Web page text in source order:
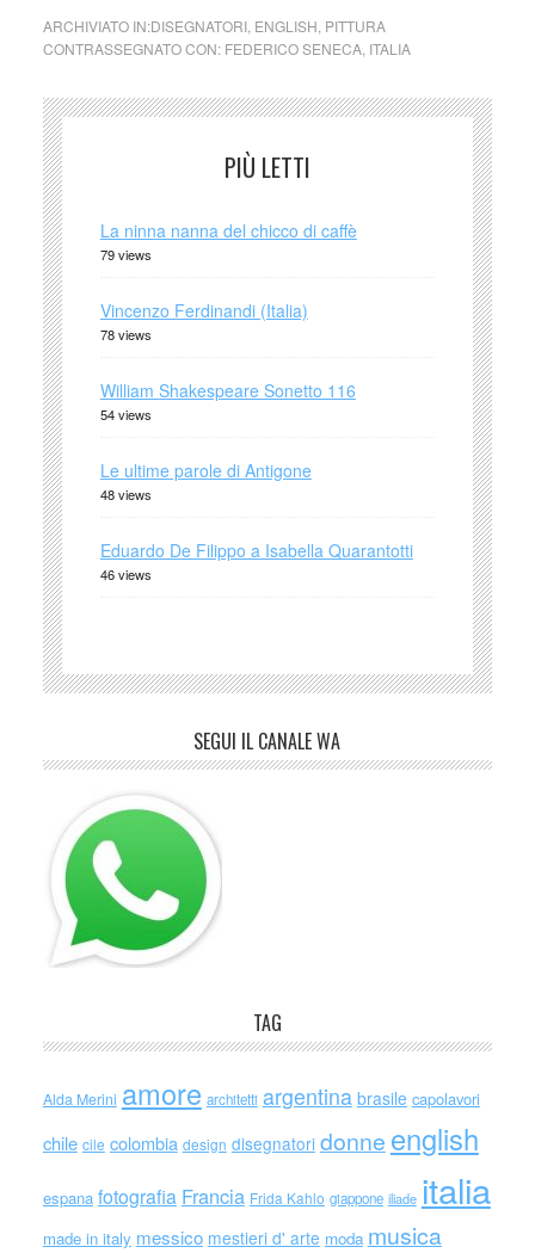
ARCHIVIATO IN:DISEGNATORI, ENGLISH PITTURA
CONTRASSEGNATO CON: FEDERICO SENECA, ITALIA
PIÙ LETTI
La ninna nanna del chicco di caffè
79 views
Vincenzo Ferdinandi (Italia)
78 views
William Shakespeare Sonetto 116
54 views
Le ultime parole di Antigone
48 views
Eduardo De Filippo a Isabella Quarantotti
46 views
SEGUI IL CANALE WA
TAG
Alda Merini amore architetti argentina brasile capolavori
chile cile colombia design disegnatori donne english
espana fotografia Francia Frida Kahlo giappone iliade italia
made in italy messico mestieri d' arte moda musica